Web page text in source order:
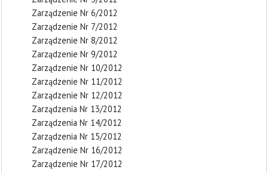
Zarządzenie Nr 6/2012
Zarządzenie Nr 7/2012
Zarządzenie Nr 8/2012
Zarządzenie Nr 9/2012
Zarządzenie Nr 10/2012
Zarządzenie Nr 11/2012
Zarządzenie Nr 12/2012
Zarządzenia Nr 13/2012
Zarządzenia Nr 14/2012
Zarządzenia Nr 15/2012
Zarządzenie Nr 16/2012
Zarządzenie Nr 17/2012